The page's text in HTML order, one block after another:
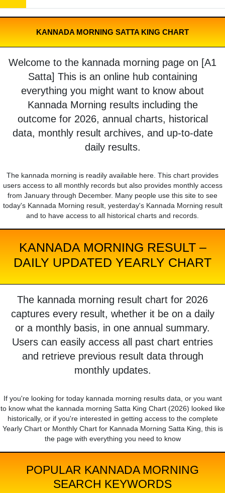
KANNADA MORNING SATTA KING CHART
Welcome to the kannada morning page on [A1
Satta] This is an online hub containing
everything you might want to know about
Kannada Morning results including the
outcome for 2026, annual charts, historical
data, monthly result archives, and up-to-date
daily results.
The kannada morning is readily available here. This chart provides
users access to all monthly records but also provides monthly access
from January through December. Many people use this site to see
today's Kannada Morning result, yesterday's Kannada Morning result
and to have access to all historical charts and records.
KANNADA MORNING RESULT –
DAILY UPDATED YEARLY CHART
The kannada morning result chart for 2026
captures every result, whether it be on a daily
or a monthly basis, in one annual summary.
Users can easily access all past chart entries
and retrieve previous result data through
monthly updates.
If you're looking for today kannada morning results data, or you want
to know what the kannada morning Satta King Chart (2026) looked like
historically, or if you're interested in getting access to the complete
Yearly Chart or Monthly Chart for Kannada Morning Satta King, this is
the page with everything you need to know
POPULAR KANNADA MORNING
SEARCH KEYWORDS